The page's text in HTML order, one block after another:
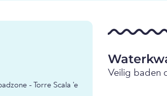
- Torre Scala 'e
Veilig baden